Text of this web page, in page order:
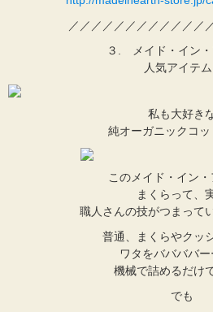
／／／／／／／／／／／／
３. メイド・イン
人気アイテ
私も大好き
純オーガニックコ
このメイド・イン
まくらって、
職人さんの技がつまって
普通、まくらやクッ
ワタをババババー
機械で詰めるだけ
でも